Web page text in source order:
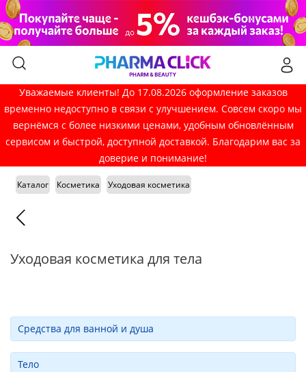
Уважаемые клиенты! До 17.08.2026 оформление заказов
временно недоступно в связи с улучшением. Совсем скоро мы
вернёмся с более низкими ценами, удобным обновлённым
сервисом и быстрой, доступной доставкой. Благодарим вас за
доверие и понимание!
Каталог Косметика Уходовая косметика
Уходовая косметика для тела
Средства для ванной и душа
Тело